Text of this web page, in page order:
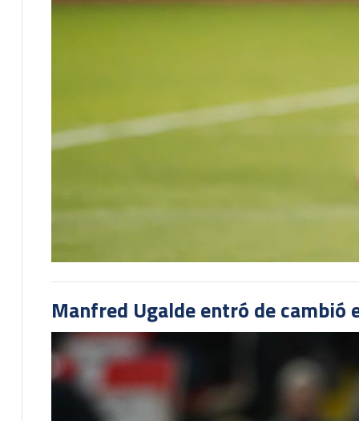
Manfred Ugalde entró de cambió